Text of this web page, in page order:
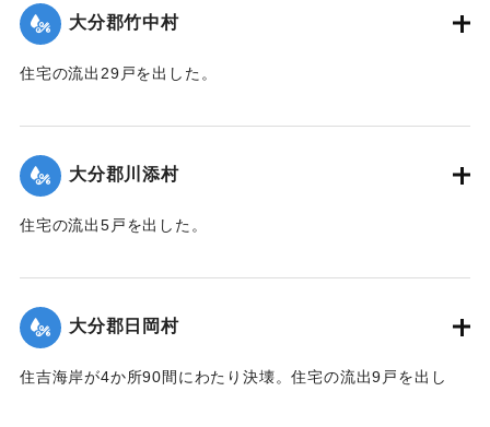
｜固有コード:00481057
大分郡竹中村
住宅の流出29戸を出した。
｜固有コード:00481050
大分郡川添村
住宅の流出5戸を出した。
｜固有コード:00481051
大分郡日岡村
住吉海岸が4か所90間にわたり決壊。住宅の流出9戸を出し